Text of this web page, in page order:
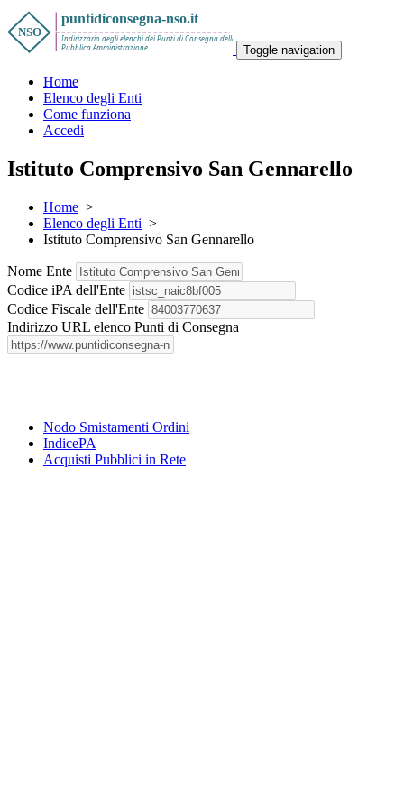
Toggle navigation
Home
Elenco degli Enti
Come funziona
Accedi
Istituto Comprensivo San Gennarello
Home >
Elenco degli Enti >
Istituto Comprensivo San Gennarello
Nome Ente
Codice iPA dell'Ente
Codice Fiscale dell'Ente
Indirizzo URL elenco Punti di Consegna
Nodo Smistamenti Ordini
IndicePA
Acquisti Pubblici in Rete